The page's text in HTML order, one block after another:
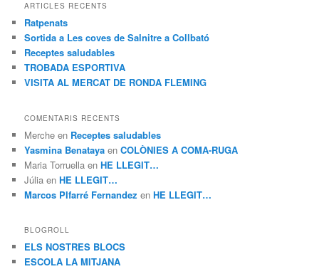
ARTICLES RECENTS
Ratpenats
Sortida a Les coves de Salnitre a Collbató
Receptes saludables
TROBADA ESPORTIVA
VISITA AL MERCAT DE RONDA FLEMING
COMENTARIS RECENTS
Merche en Receptes saludables
Yasmina Benataya enCOLÒNIES A COMA-RUGA
Maria Torruella enHE LLEGIT…
Júlia enHE LLEGIT…
Marcos PIfarré Fernandez enHE LLEGIT…
BLOGROLL
ELS NOSTRES BLOCS
ESCOLA LA MITJANA